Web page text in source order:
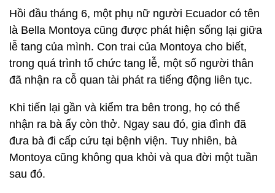
Hồi đầu tháng 6, một phụ nữ người Ecuador có tên
là Bella Montoya cũng được phát hiện sống lại giữa
lễ tang của mình. Con trai của Montoya cho biết,
trong quá trình tổ chức tang lễ, một số người thân
đã nhận ra cỗ quan tài phát ra tiếng động liên tục.
Khi tiến lại gần và kiểm tra bên trong, họ có thể
nhận ra bà ấy còn thở. Ngay sau đó, gia đình đã
đưa bà đi cấp cứu tại bệnh viện. Tuy nhiên, bà
Montoya cũng không qua khỏi và qua đời một tuần
sau đó.